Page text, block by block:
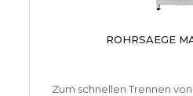
ROHRSAEGE
Zum schnellen Trennen